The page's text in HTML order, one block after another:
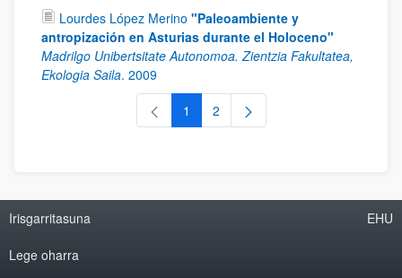
Lourdes López Merino "Paleoambiente y
antropización en Asturias durante el Holoceno"
Madrilgo Unibertsitate Autonomoa. Zientzia Fakultatea,
Ekologia Saila. 2009
Orrialdea
1 Orrialdea
2
Irisgarritasuna
Lege oharra
EHU